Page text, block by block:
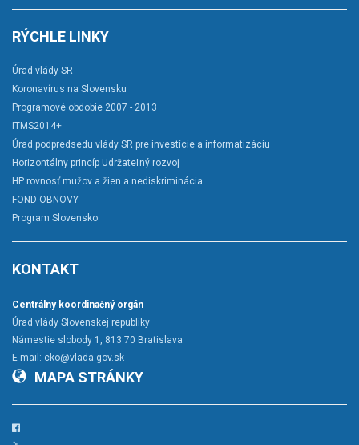
RÝCHLE LINKY
Úrad vlády SR
Koronavírus na Slovensku
Programové obdobie 2007 - 2013
ITMS2014+
Úrad podpredsedu vlády SR pre investície a informatizáciu
Horizontálny princíp Udržateľný rozvoj
HP rovnosť mužov a žien a nediskriminácia
FOND OBNOVY
Program Slovensko
KONTAKT
Centrálny koordinačný orgán
Úrad vlády Slovenskej republiky
Námestie slobody 1, 813 70 Bratislava
E-mail: cko@vlada.gov.sk
MAPA STRÁNKY
Facebook